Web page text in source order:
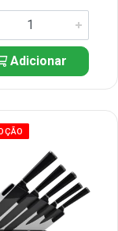
Adicionar